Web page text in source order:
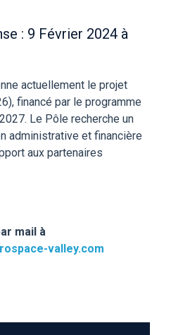
: 9 Février 2024 à
actuellement le projet
, financé par le programme
. Le Pôle recherche un
administrative et financière
aux partenaires
mail à
valley.com